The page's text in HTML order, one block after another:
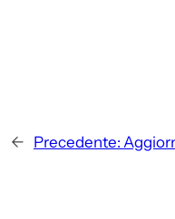
← Precedente: